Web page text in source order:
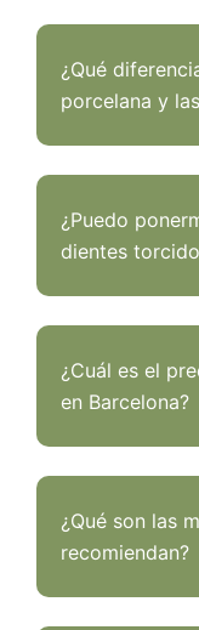
¿Qué
porcelana y
¿Puedo
dientes
¿Cuál es el
en Barcelona?
¿Qué son las
recomiendan?